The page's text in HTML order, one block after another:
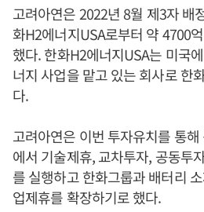
고려아연은 2022년 8월 제3자 배
화H2에너지USA로부터 약 4700
했다. 한화H2에너지USA는 미국
너지 사업을 맡고 있는 회사로 한
다.
고려아연은 이번 투자유치를 통
에서 기술제휴, 교차투자, 공동투
를 실행하고 한화그룹과 배터리
업제휴를 확장하기로 했다.